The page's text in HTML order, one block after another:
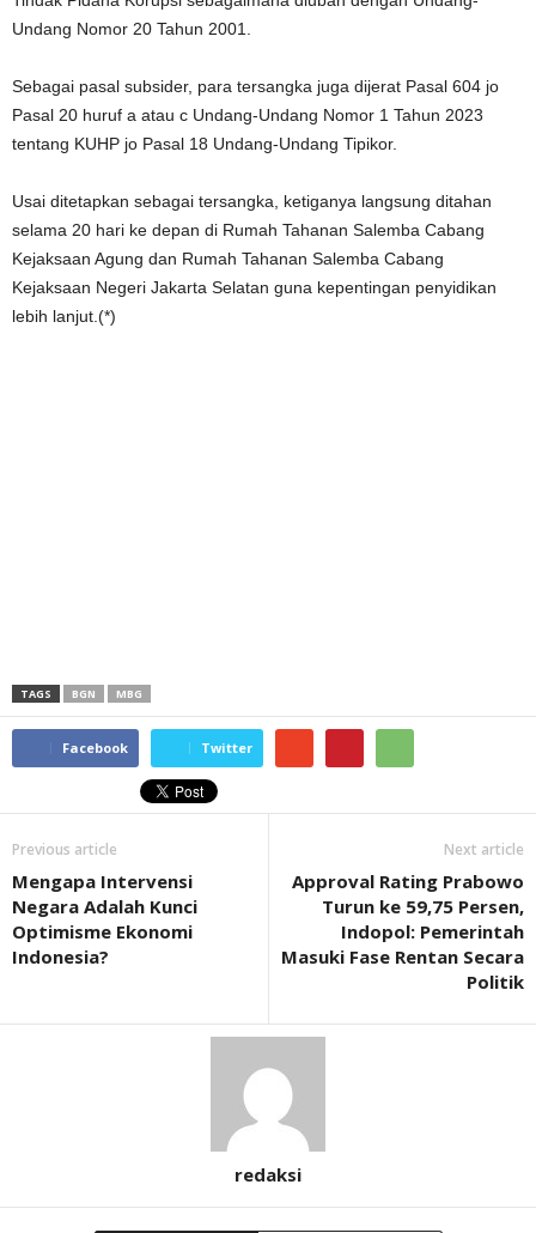
Undang Nomor 20 Tahun 2001.
Sebagai pasal subsider, para tersangka juga dijerat Pasal 604 jo
Pasal 20 huruf a atau c Undang-Undang Nomor 1 Tahun 2023
tentang KUHP jo Pasal 18 Undang-Undang Tipikor.
Usai ditetapkan sebagai tersangka, ketiganya langsung ditahan
selama 20 hari ke depan di Rumah Tahanan Salemba Cabang
Kejaksaan Agung dan Rumah Tahanan Salemba Cabang
Kejaksaan Negeri Jakarta Selatan guna kepentingan penyidikan
lebih lanjut.(*)
TAGS BGN MBG
Facebook Twitter
Previous article
Mengapa Intervensi
Negara Adalah Kunci
Optimisme Ekonomi
Indonesia?
Next article
Approval Rating Prabowo
Turun ke 59,75 Persen,
Indopol: Pemerintah
Masuki Fase Rentan Secara
Politik
redaksi